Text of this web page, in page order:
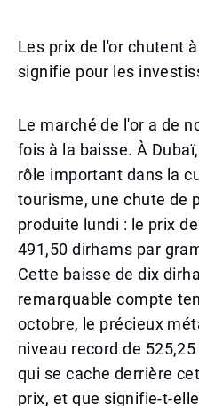
Les prix de l'or chutent
signifie pour les
Le marché de l'or a de
fois à la baisse. À
rôle important dans la
tourisme, une chute de
produite lundi : le prix
491,50 dirhams par
Cette baisse de dix
remarquable compte
octobre, le précieux
niveau record de
qui se cache derrière
prix, et que signifie-t-